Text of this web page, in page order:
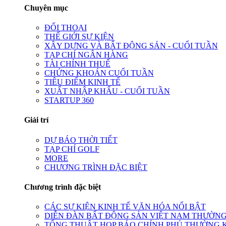
Chuyên mục
ĐỐI THOẠI
THẾ GIỚI SỰ KIỆN
XÂY DỰNG VÀ BẤT ĐỘNG SẢN - CUỐI TUẦN
TẠP CHÍ NGÂN HÀNG
TÀI CHÍNH THUẾ
CHỨNG KHOÁN CUỐI TUẦN
TIÊU ĐIỂM KINH TẾ
XUẤT NHẬP KHẨU - CUỐI TUẦN
STARTUP 360
Giải trí
DỰ BÁO THỜI TIẾT
TẠP CHÍ GOLF
MORE
CHƯƠNG TRÌNH ĐẶC BIỆT
Chương trình đặc biệt
CÁC SỰ KIỆN KINH TẾ VĂN HÓA NỔI BẬT
DIỄN ĐÀN BẤT ĐỘNG SẢN VIỆT NAM